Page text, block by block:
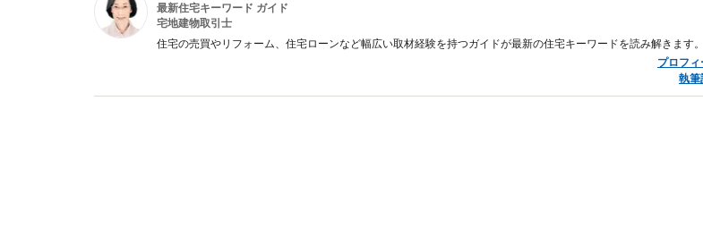
最新住宅キーワード ガイド
宅地建物取引士
住宅の売買やリフォーム、住宅ローンなど幅広い取材経験を持つガイドが最新の住宅キーワードを読み解きます。
プロフィ
執筆